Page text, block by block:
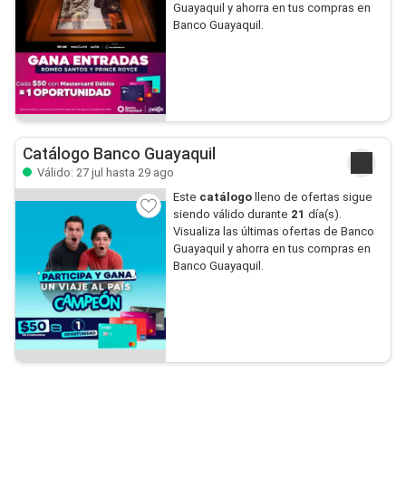
Guayaquil y ahorra en tus compras en
Banco Guayaquil.
Catálogo Banco Guayaquil
Válido: 27 jul hasta 29 ago
Este catálogo lleno de ofertas sigue
siendo válido durante 21 día(s).
Visualiza las últimas ofertas de Banco
Guayaquil y ahorra en tus compras en
Banco Guayaquil.